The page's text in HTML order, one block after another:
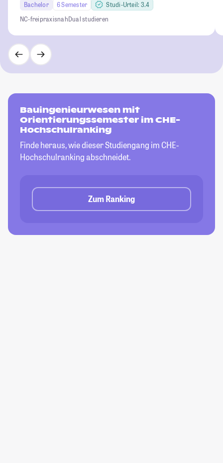
Bachelor 6 Semester
Studi-Urteil: 3.4
NC-freipraxisnahDual studieren
Bauingenieurwesen mit
Orientierungssemester im CHE-
Hochschulranking
Finde heraus, wie dieser Studiengang im CHE-
Hochschulranking abschneidet.
Zum Ranking